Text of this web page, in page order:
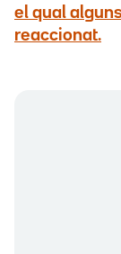
el qual
reaccionat.